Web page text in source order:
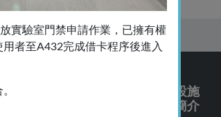
設施
簡介
實驗室門禁申請作業，已擁有權
者至A432完成借卡程序後進入